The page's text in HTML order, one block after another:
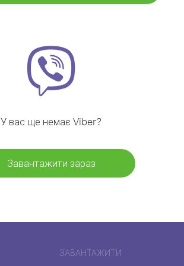
У вас ще немає Viber?
Завантажити зараз
ЗАВАНТАЖИТИ